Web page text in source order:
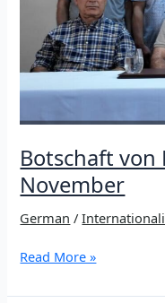
Botschaft von
November
German /
Botschaft
Rêber
Read More »